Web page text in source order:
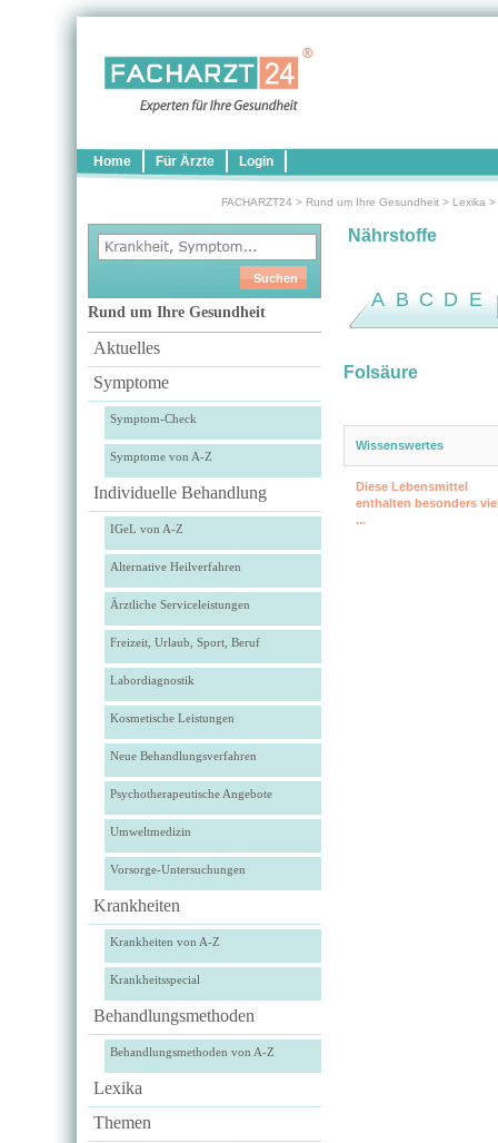
Home Für Ärzte Login
FACHARZT24 > Rund um Ihre Gesundheit > Lexika >
Rund um Ihre Gesundheit
Aktuelles
Symptome
Symptom-Check
Symptome von A-Z
Individuelle Behandlung
IGeL von A-Z
Alternative Heilverfahren
Ärztliche Serviceleistungen
Freizeit, Urlaub, Sport, Beruf
Labordiagnostik
Kosmetische Leistungen
Neue Behandlungsverfahren
Psychotherapeutische Angebote
Umweltmedizin
Vorsorge-Untersuchungen
Krankheiten
Krankheiten von A-Z
Krankheitsspecial
Behandlungsmethoden
Behandlungsmethoden von A-Z
Lexika
Themen
Nährstoffe
A B C D E
Folsäure
Wissenswertes
Diese Lebensmittel
enthalten besonders
...